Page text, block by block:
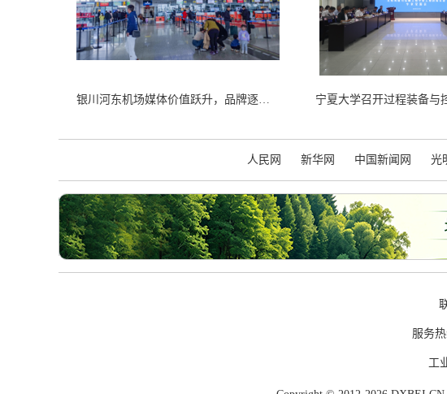
银川河东机场媒体价值跃升，品牌逐鹿丝路新枢纽
人民网 新华网 中国新闻网 光
服务
工